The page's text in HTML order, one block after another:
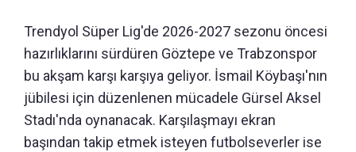
Trendyol Süper Lig'de 2026-2027 sezonu öncesi
hazırlıklarını sürdüren Göztepe ve Trabzonspor
bu akşam karşı karşıya geliyor. İsmail Köybaşı'nın
jübilesi için düzenlenen mücadele Gürsel Aksel
Stadı'nda oynanacak. Karşılaşmayı ekran
başından takip etmek isteyen futbolseverler ise